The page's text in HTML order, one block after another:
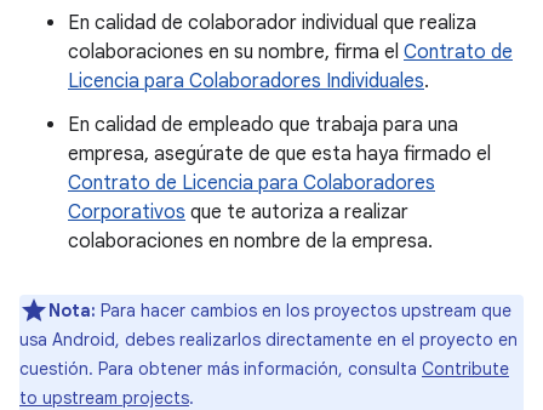
En calidad de colaborador individual que realiza
colaboraciones en su nombre, firma el Contrato de
Licencia para Colaboradores Individuales.
En calidad de empleado que trabaja para una
empresa, asegúrate de que esta haya firmado el
Contrato de Licencia para Colaboradores
Corporativos que te autoriza a realizar
colaboraciones en nombre de la empresa.
Nota: Para hacer cambios en los proyectos upstream que
usa Android, debes realizarlos directamente en el proyecto en
cuestión. Para obtener más información, consulta Contribute
to upstream projects.